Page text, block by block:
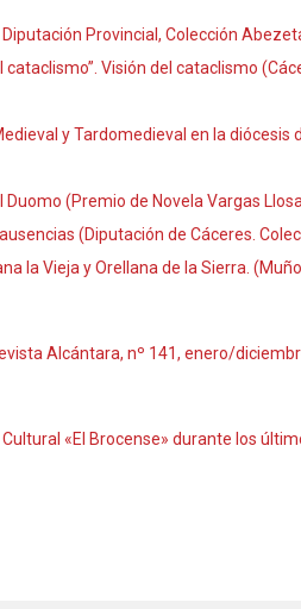
Provincial, Colección
Visión del cataclismo
y Tardomedieval en la
(Premio de Novela Vargas
(Diputación de Cáceres.
la Vieja y Orellana de la Sierra.
Alcántara, nº 141, enero/
«El Brocense» durante los